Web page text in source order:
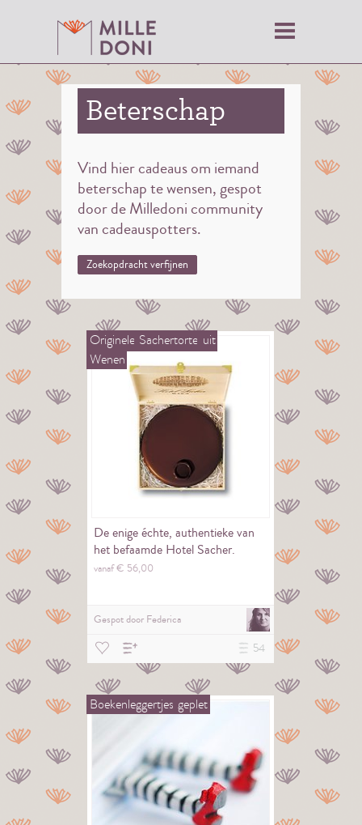
Beterschap
Vind hier cadeaus om iemand
beterschap te wensen, gespot
door de Milledoni community
van cadeauspotters.
Zoekopdracht verfijnen
Originele Sachertorte uit
Wenen
De enige échte, authentieke van
het befaamde Hotel Sacher.
vanaf € 56,00
Gespot door Federica
54
Boekenleggertjes geplet